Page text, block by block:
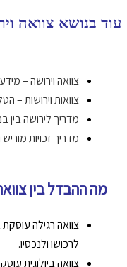
עוד בנושא צוואה
צוואה וירושה –
צוואות וירושות –
מדריך לירושה בין
מדריך זכויות מוריש
מה ההבדל בין
צוואה רגילה
לרכושו ולנכסיו.
צוואה ביולוגית